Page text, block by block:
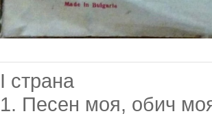
I страна
1. Песен моя, обич